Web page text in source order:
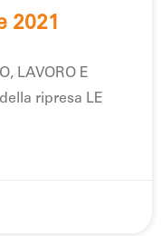
2021
LAVORO E
ripresa LE